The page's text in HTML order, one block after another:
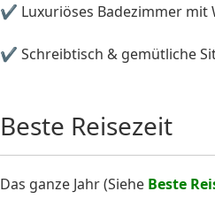
✔ Luxuriöses Badezimmer mit
✔ Schreibtisch & gemütliche
Beste Reisezeit
Das ganze Jahr (Siehe Beste